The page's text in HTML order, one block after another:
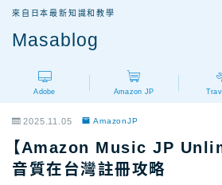
Masablog
來自日本最新知識和教學
AdobeCC｜學生優惠
Adobe Amazon JP
2025.11.05 AmazonJP
【Amazon Music JP
音質在台灣註冊攻略